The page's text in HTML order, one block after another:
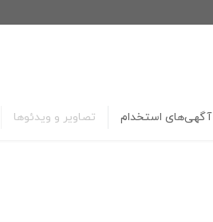
آگهی‌های استخدام تصاویر و ویدئوها